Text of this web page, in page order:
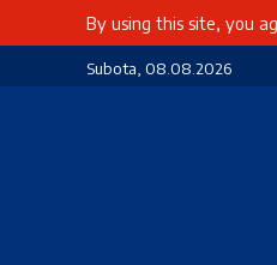
By using this site, you
Subota, 08.08.2026